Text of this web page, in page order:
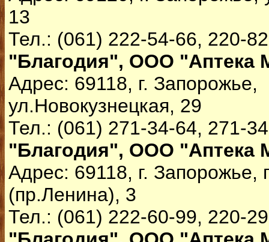
13
Тел.: (061) 222-54-66, 220-
"Благодия", ООО "Аптека
Адрес: 69118, г. Запорожье,
ул.Новокузнецкая, 29
Тел.: (061) 271-34-64, 271-
"Благодия", ООО "Аптека
Адрес: 69118, г.
(пр.Ленина), 3
Тел.: (061) 222-60-99, 220-